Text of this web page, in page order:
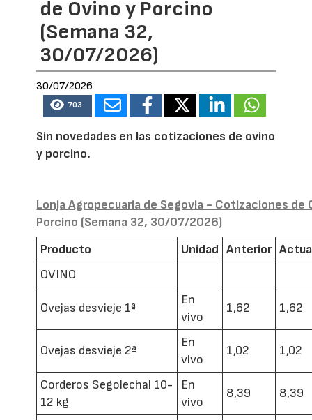
de Ovino y Porcino
(Semana 32,
30/07/2026)
30/07/2026
703
Sin novedades en las cotizaciones de ovino
y porcino.
Lonja Agropecuaria de Segovia - Cotizaciones de
Porcino (Semana 32, 30/07/2026)
Producto
Unidad Anterior
OVINO
Ovejas desvieje 1ª
En
vivo
1,62 1,62
Ovejas desvieje 2ª
En
vivo
1,02 1,02
Corderos Segolechal 10-
12 kg
En
vivo
8,39 8,39